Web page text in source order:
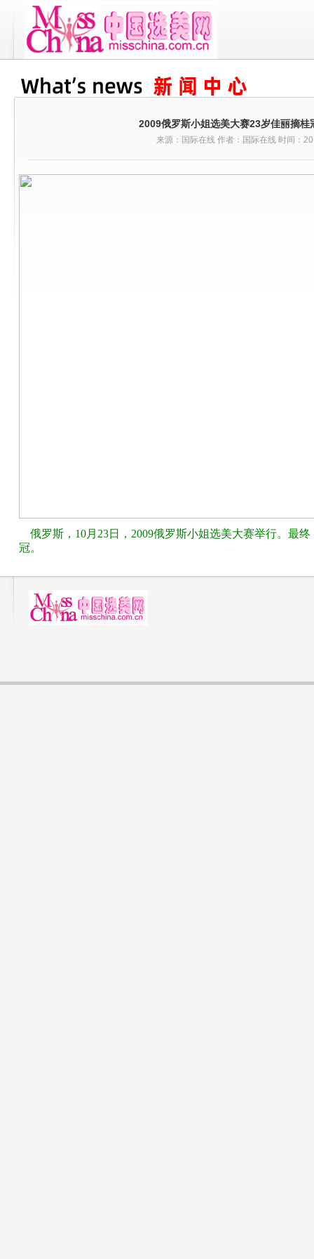
2009俄罗斯小姐选美大赛23岁佳丽摘桂
来源：国际在线 作者：国际在线 时间：
俄罗斯，10月23日，2009俄罗斯小姐选美大赛举行。最终
冠。